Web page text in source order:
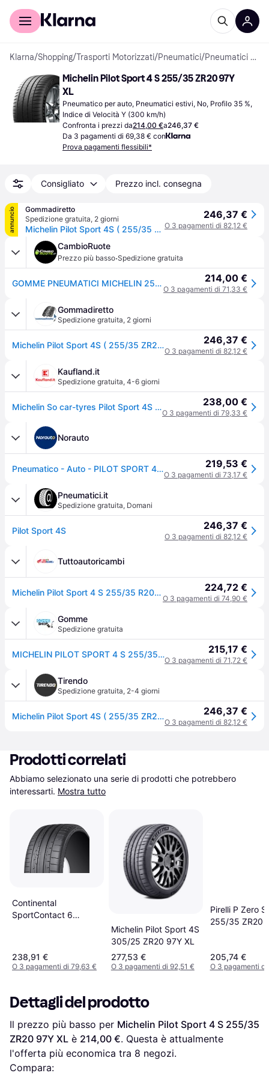
Per il tuo shopping
Klarna/Shopping/Trasporti Motorizzati/Pneumatici/ Pneumatici per auto
Michelin Pilot Sport 4 S 255/35 ZR20 97Y
XL
Pneumatico per auto, Pneumatici estivi, No, Profilo 35 %,
Indice di Velocità Y (300 km/h)
Confronta i prezzi da214,00 €a246,37 €
Da 3 pagamenti di 69,38 € con
Prova pagamenti flessibili*
Consigliato Prezzo incl. consegna
annuncio
Gommadiretto
Spedizione gratuita, 2 giorni
Michelin Pilot Sport 4S ( 255/35 ZR20 (97Y) XL EV Suitable, con bordino di protezione del cerchio (FSL) )
246,37 €
O 3 pagamenti di 82,12 €
CambioRuote
Prezzo più basso·Spedizione gratuita
GOMME PNEUMATICI MICHELIN 255/35 R20 97Y PILOT SPORT 4S XL 214,00 €
O 3 pagamenti di 71,33 €
Gommadiretto
Spedizione gratuita, 2 giorni
Michelin Pilot Sport 4S ( 255/35 ZR20 (97Y) XL EV Suitable, con bordino di protezione del cerchio (FSL) ) 246,37 €
O 3 pagamenti di 82,12 €
Kaufland.it
Spedizione gratuita, 4-6 giorni
Michelin So car-tyres Pilot Sport 4S ( 255/35 ZR20 (97Y) XL EV Suitable, con bordino di protezione del cerchio (FSL) ) 238,00 €
O 3 pagamenti di 79,33 €
Norauto
Pneumatico - Auto - PILOT SPORT 4S - Michelin - 255-35-20-97-Y 219,53 €
O 3 pagamenti di 73,17 €
Pneumatici.it
Spedizione gratuita, Domani
Pilot Sport 4S 246,37 €
O 3 pagamenti di 82,12 €
Tuttoautoricambi
Michelin Pilot Sport 4 S 255/35 R20 97Y auto Pneumatici estivi Pneumatici 646881 224,72 €
O 3 pagamenti di 74,90 €
Gomme
Spedizione gratuita
MICHELIN PILOT SPORT 4 S 255/35 R20 97Y Estate 215,17 €
O 3 pagamenti di 71,72 €
Tirendo
Spedizione gratuita, 2-4 giorni
Michelin Pilot Sport 4S ( 255/35 ZR20 (97Y) XL EV Suitable, con bordino di protezione del cerchio (FSL) ) 246,37 €
O 3 pagamenti di 82,12 €
Prodotti correlati
Abbiamo selezionato una serie di prodotti che potrebbero
interessarti. Mostra tutto
Continental
SportContact 6
238,91 €
O 3 pagamenti di 79,63 €
Michelin Pilot Sport 4S
305/25 ZR20 97Y XL
277,53 €
O 3 pagamenti di 92,51 €
Pirelli P Zero
255/35 ZR20
205,74 €
O 3 pagamenti di
Dettagli del prodotto
Il prezzo più basso per Michelin Pilot Sport 4 S 255/35
ZR20 97Y XL è 214,00 €. Questa è attualmente
l'offerta più economica tra 8 negozi.
Compara: